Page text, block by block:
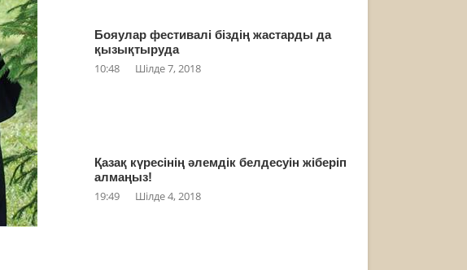
Бояулар фестивалі біздің жастарды да
қызықтыруда
10:48 Шілде 7, 2018
Қазақ күресінің әлемдік белдесуін жіберіп
алмаңыз!
19:49 Шілде 4, 2018